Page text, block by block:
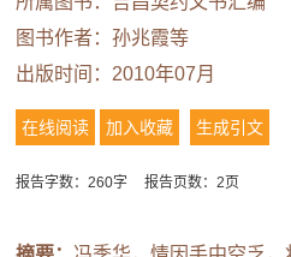
图书作者：孙兆霞等
出版时间：2010年07月
在线阅读 加入收藏 生成引文
报告字数：260字 报告页数：2页